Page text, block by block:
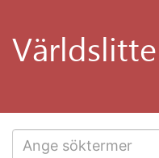
huvudinnehåll